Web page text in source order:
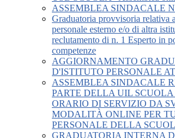
ASSEMBLEA SINDACALE
Graduatoria provvisoria relativa
personale esterno e/o di altra
reclutamento di n. 1 Esperto in
competenze
AGGIORNAMENTO
D'ISTITUTO PERSONALE
ASSEMBLEA SINDACALE
PARTE DELLA UIL
ORARIO DI SERVIZIO DA
MODALITÀ ONLINE PER
PERSONALE DELLA
GRADUATORIA INTERNA